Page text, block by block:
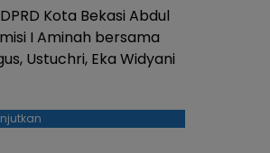
Kota Bekasi Abdul
I Aminah bersama
Ustuchri, Eka Widyani